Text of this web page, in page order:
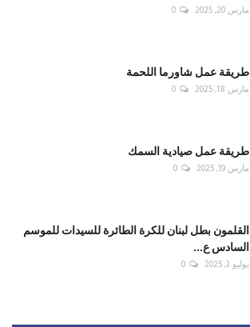
مارس 20, 2025 0
طريقة عمل شاورما اللحمة
مارس 18, 2025 0
طريقة عمل صيادية السمك
مارس 19, 2025 0
القلمون بطل لبنان للكرة الطائرة للسيدات للموسم
السادس ع...
يوليو 3, 2025 0